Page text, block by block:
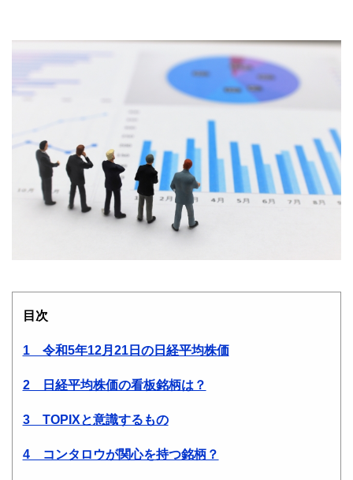
目次
1 令和5年12月21日の日経平均株価
2 日経平均株価の看板銘柄は？
3 TOPIXと意識するもの
4 コンタロウが関心を持つ銘柄？